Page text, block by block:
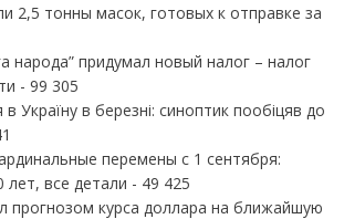
2,5 тонны масок, готовых к отправке за
народа” придумал новый налог – налог
- 99 305
Україну в березні: синоптик пообіцяв до
перемены с 1 сентября:
лет, все детали - 49 425
прогнозом курса доллара на ближайшую